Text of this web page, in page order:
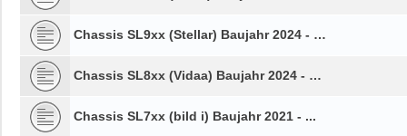
Chassis SL9xx (Stellar) Baujahr 2024 - …
Chassis SL8xx (Vidaa) Baujahr 2024 - …
Chassis SL7xx (bild i) Baujahr 2021 - ...